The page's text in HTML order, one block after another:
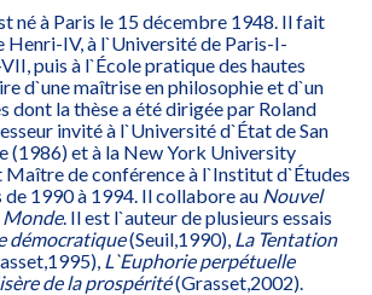
né à Paris le 15 décembre 1948. Il fait
Henri-IV, à l`Université de Paris-I-
puis à l`École pratique des hautes
d`une maîtrise en philosophie et d`un
dont la thèse a été dirigée par Roland
invité à l`Université d`État de San
(1986) et à la New York University
de conférence à l`Institut d`Études
1990 à 1994. Il collabore au Nouvel
Monde. Il est l`auteur de plusieurs essais
démocratique(Seuil,1990), La Tentation
L`Euphorie perpétuelle
de la prospérité(Grasset,2002).